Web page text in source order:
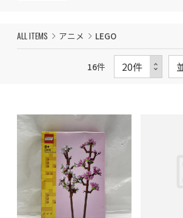
ALL ITEMS アニメ LEGO
16件